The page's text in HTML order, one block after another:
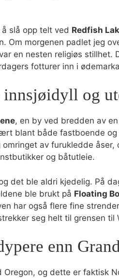
slå opp telt ved Redfish
Om morgenen padlet jeg
en nesten religiøs stillhet.
fotturer inn i
innsjøidyll og
, en by ved bredden av
blant både fastboende
av furukledde åser,
og båtutleie.
det ble aldri kjedelig. På
ble brukt på Floating
har også flere fine
seg helt til grensen til
enn
Oregon, og dette er faktisk